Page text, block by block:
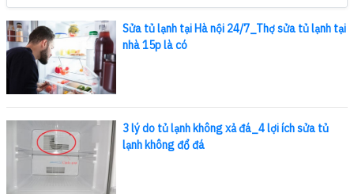
Sửa tủ lạnh tại Hà nội 24/7_Thợ sửa tủ lạnh tại
nhà 15p là có
3 lý do tủ lạnh không xả đá_4 lợi ích sửa tủ
lạnh không đổ đá